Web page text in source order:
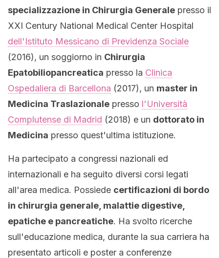
specializzazione in Chirurgia Generale presso il
XXI Century National Medical Center Hospital
dell'Istituto Messicano di Previdenza Sociale
(2016), un soggiorno in Chirurgia
Epatobiliopancreatica presso la Clinica
Ospedaliera di Barcellona (2017), un master in
Medicina Traslazionale presso l'Università
Complutense di Madrid (2018) e un dottorato in
Medicina presso quest'ultima istituzione.
Ha partecipato a congressi nazionali ed
internazionali e ha seguito diversi corsi legati
all'area medica. Possiede certificazioni di bordo
in chirurgia generale, malattie digestive,
epatiche e pancreatiche. Ha svolto ricerche
sull'educazione medica, durante la sua carriera ha
presentato articoli e poster a conferenze